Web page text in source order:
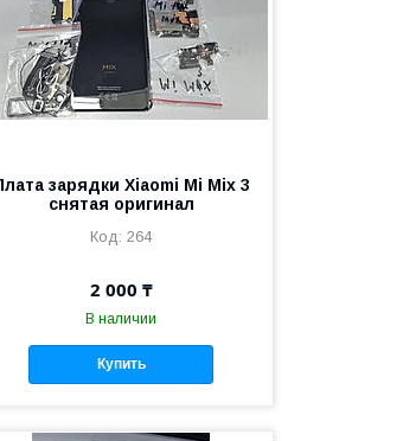
зарядки Xiaomi Mi Mix 3
снятая оригинал
264
2 000 ₸
В наличии
Купить